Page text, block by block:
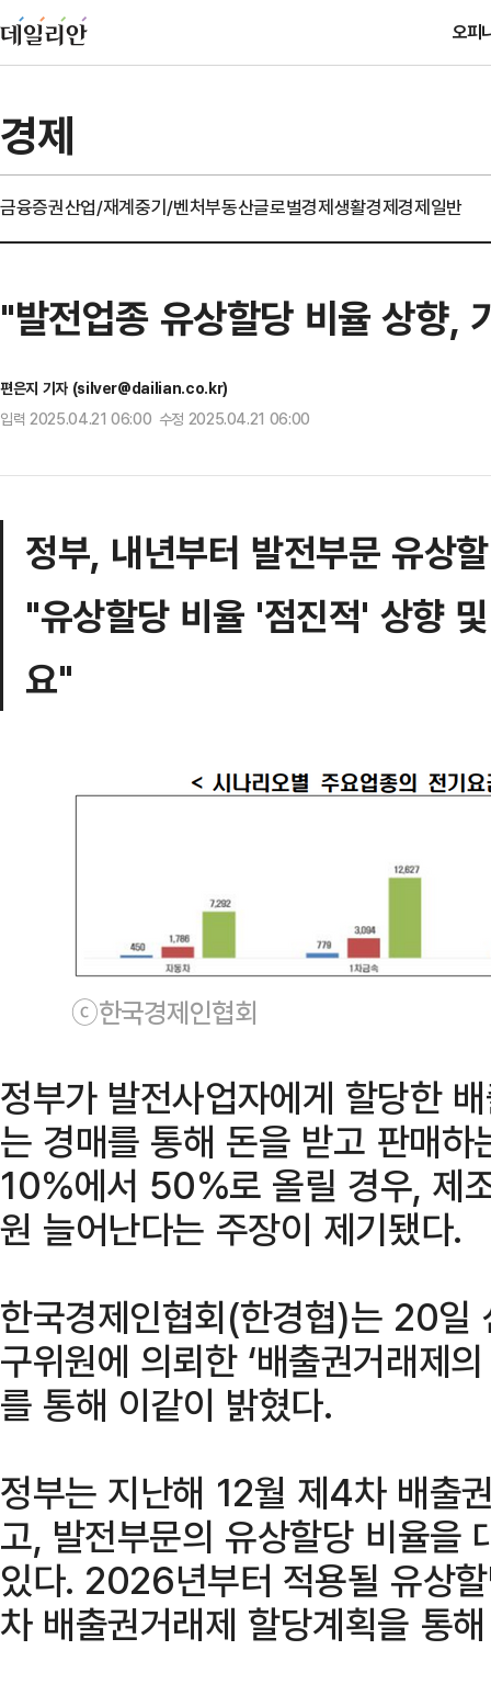
오피
경제
금융증권산업/재계중기/벤처부동산글로벌경제생활경제경제일반
"발전업종 유상할당 비율 상향,
편은지 기자 (silver@dailian.co.kr)
입력 2025.04.21 06:00 수정 2025.04.21 06:00
정부, 내년부터 발전부문 유상
"유상할당 비율 '점진적' 상향
요"
ⓒ한국경제인협회
정부가 발전사업자에게 할당한
는 경매를 통해 돈을 받고 판매
10%에서 50%로 올릴 경우, 제
원 늘어난다는 주장이 제기됐다.
한국경제인협회(한경협)는 20일
구위원에 의뢰한 ‘배출권거래제
를 통해 이같이 밝혔다.
정부는 지난해 12월 제4차 배출
고, 발전부문의 유상할당 비율을
있다. 2026년부터 적용될 유상
차 배출권거래제 할당계획을 통